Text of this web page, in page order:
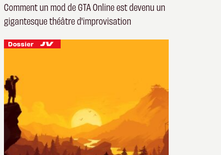
Comment un mod de GTA Online est devenu un
gigantesque théâtre d'improvisation
Dossier